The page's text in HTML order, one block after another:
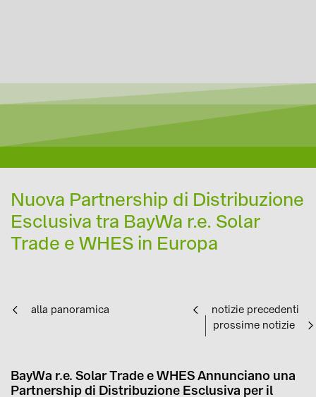
Nuova Partnership di Distribuzione
Esclusiva tra BayWa r.e. Solar
Trade e WHES in Europa
alla panoramica
notizie precedenti
prossime notizie
BayWa r.e. Solar Trade e WHES Annunciano una
Partnership di Distribuzione Esclusiva per il